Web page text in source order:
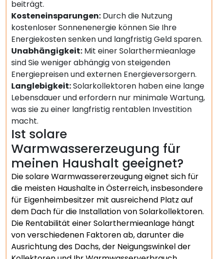
beiträgt.
Kosteneinsparungen: Durch die Nutzung
kostenloser Sonnenenergie können Sie Ihre
Energiekosten senken und langfristig Geld sparen.
Unabhängigkeit: Mit einer Solarthermieanlage
sind Sie weniger abhängig von steigenden
Energiepreisen und externen Energieversorgern.
Langlebigkeit:Solarkollektoren haben eine lange
Lebensdauer und erfordern nur minimale Wartung,
was sie zu einer langfristig rentablen Investition
macht.
Ist solare
Warmwassererzeugung für
meinen Haushalt geeignet?
Die solare Warmwassererzeugung eignet sich für
die meisten Haushalte in Österreich, insbesondere
für Eigenheimbesitzer mit ausreichend Platz auf
dem Dach für die Installation von Solarkollektoren.
Die Rentabilität einer Solarthermieanlage hängt
von verschiedenen Faktoren ab, darunter die
Ausrichtung des Dachs, der Neigungswinkel der